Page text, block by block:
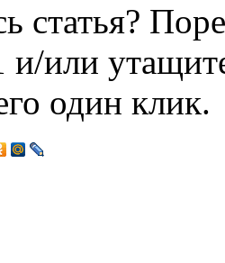
статья?
или
один клик.